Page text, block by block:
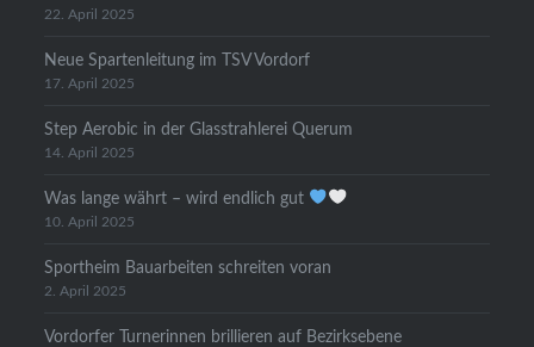
22. April 2025
Neue Spartenleitung im TSV Vordorf
17. April 2025
Step Aerobic in der Glasstrahlerei Querum
14. April 2025
Was lange währt – wird endlich gut
10. April 2025
Sportheim Bauarbeiten schreiten voran
2. April 2025
Vordorfer Turnerinnen brillieren auf Bezirksebene